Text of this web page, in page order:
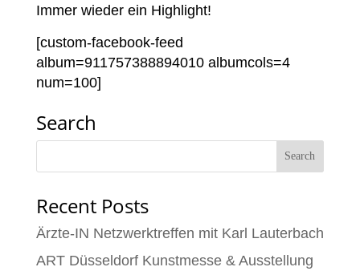
Immer wieder ein Highlight!
[custom-facebook-feed
album=911757388894010 albumcols=4
num=100]
Search
Recent Posts
Ärzte-IN Netzwerktreffen mit Karl Lauterbach
ART Düsseldorf Kunstmesse & Ausstellung